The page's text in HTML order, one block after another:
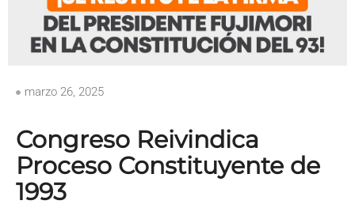
marzo 26, 2025
Congreso Reivindica
Proceso Constituyente de
1993